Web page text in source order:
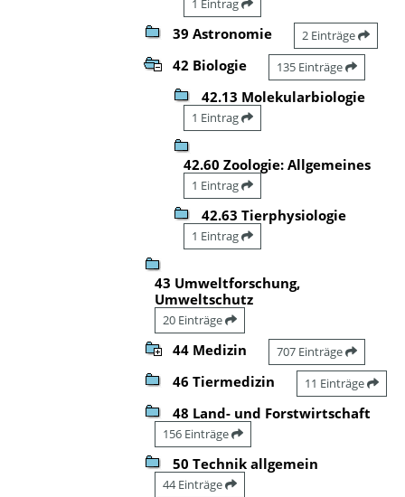
1 Eintrag
39 Astronomie 2 Einträge
42 Biologie 135 Einträge
42.13 Molekularbiologie
1 Eintrag
42.60 Zoologie: Allgemeines
1 Eintrag
42.63 Tierphysiologie
1 Eintrag
43 Umweltforschung,
Umweltschutz
20 Einträge
44 Medizin 707 Einträge
46 Tiermedizin 11 Einträge
48 Land- und Forstwirtschaft
156 Einträge
50 Technik allgemein
44 Einträge